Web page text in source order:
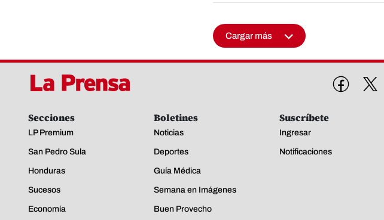
Cargar más
Secciones
LP Premium
San Pedro Sula
Honduras
Sucesos
Economía
Boletines
Noticias
Deportes
Guía Médica
Semana en Imágenes
Buen Provecho
Suscríbete
Ingresar
Notificaciones